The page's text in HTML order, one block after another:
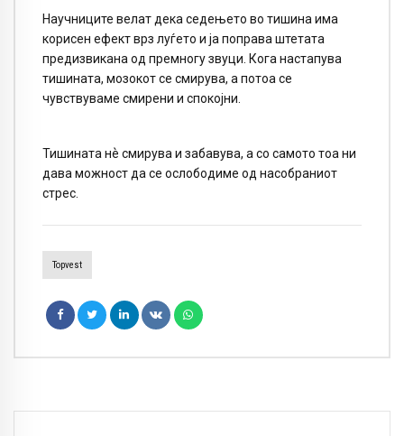
Научниците велат дека седењето во тишина има
корисен ефект врз луѓето и ја поправа штетата
предизвикана од премногу звуци. Кога настапува
тишината, мозокот се смирува, а потоа се
чувствуваме смирени и спокојни.
Тишината нѐ смирува и забавува, а со самото тоа ни
дава можност да се ослободиме од насобраниот
стрес.
Topvest